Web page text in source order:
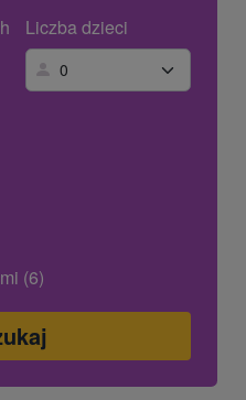
Liczba dzieci
(6)